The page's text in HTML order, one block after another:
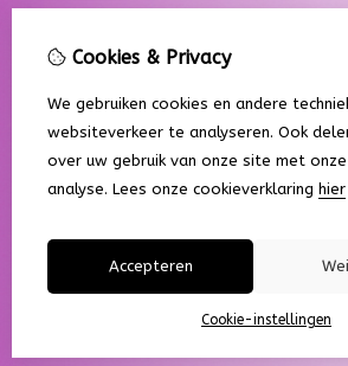
Cookies & Privacy
We gebruiken cookies en andere
websiteverkeer te analyseren. Ook
over uw gebruik van onze site met
analyse. Lees onze cookieverklaring hier
Accepteren
Cookie-instellingen